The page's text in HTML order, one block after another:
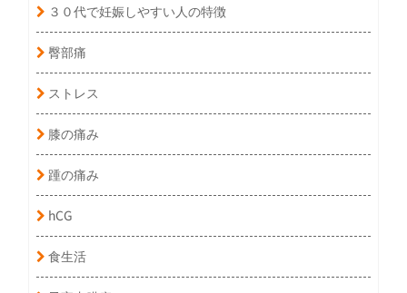
３０代で妊娠しやすい人の特徴
臀部痛
ストレス
膝の痛み
踵の痛み
hCG
食生活